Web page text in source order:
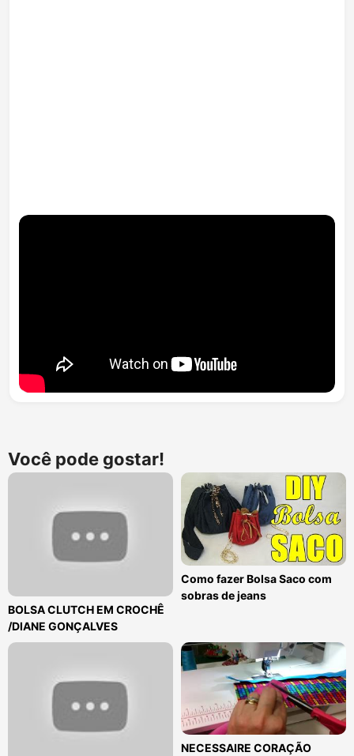
Você pode gostar!
BOLSA CLUTCH EM CROCHÊ
/DIANE GONÇALVES
Como fazer Bolsa Saco com
sobras de jeans
NECESSAIRE CORAÇÃO